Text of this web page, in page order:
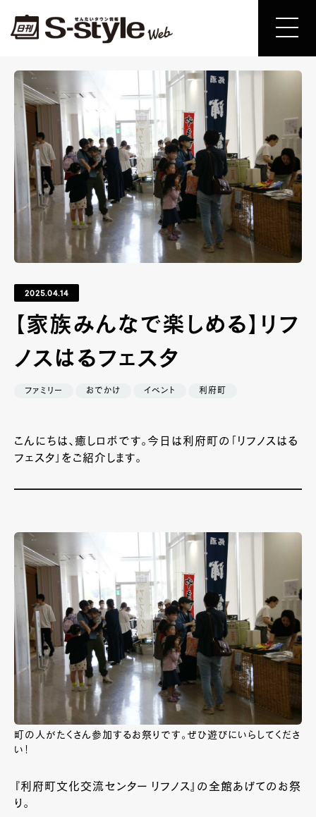
2025.04.14
【家族みんなで楽しめる】リフ
ノスはるフェスタ
ファミリー おでかけ イベント 利府町
こんにちは、癒しロボです。今日は利府町の「リフノスはる
フェスタ」をご紹介します。
町の人がたくさん参加するお祭りです。ぜひ遊びにいらしてくださ
い！
『利府町文化交流センター リフノス』の全館あげてのお祭
り。